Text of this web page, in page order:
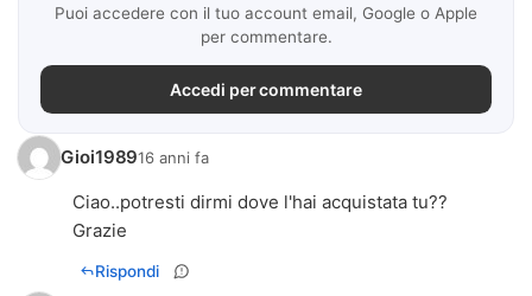
Puoi accedere con il tuo account email, Google o Apple
per commentare.
Accedi per commentare
Gioi198916 anni fa
Ciao..potresti dirmi dove l'hai acquistata tu??
Grazie
Rispondi